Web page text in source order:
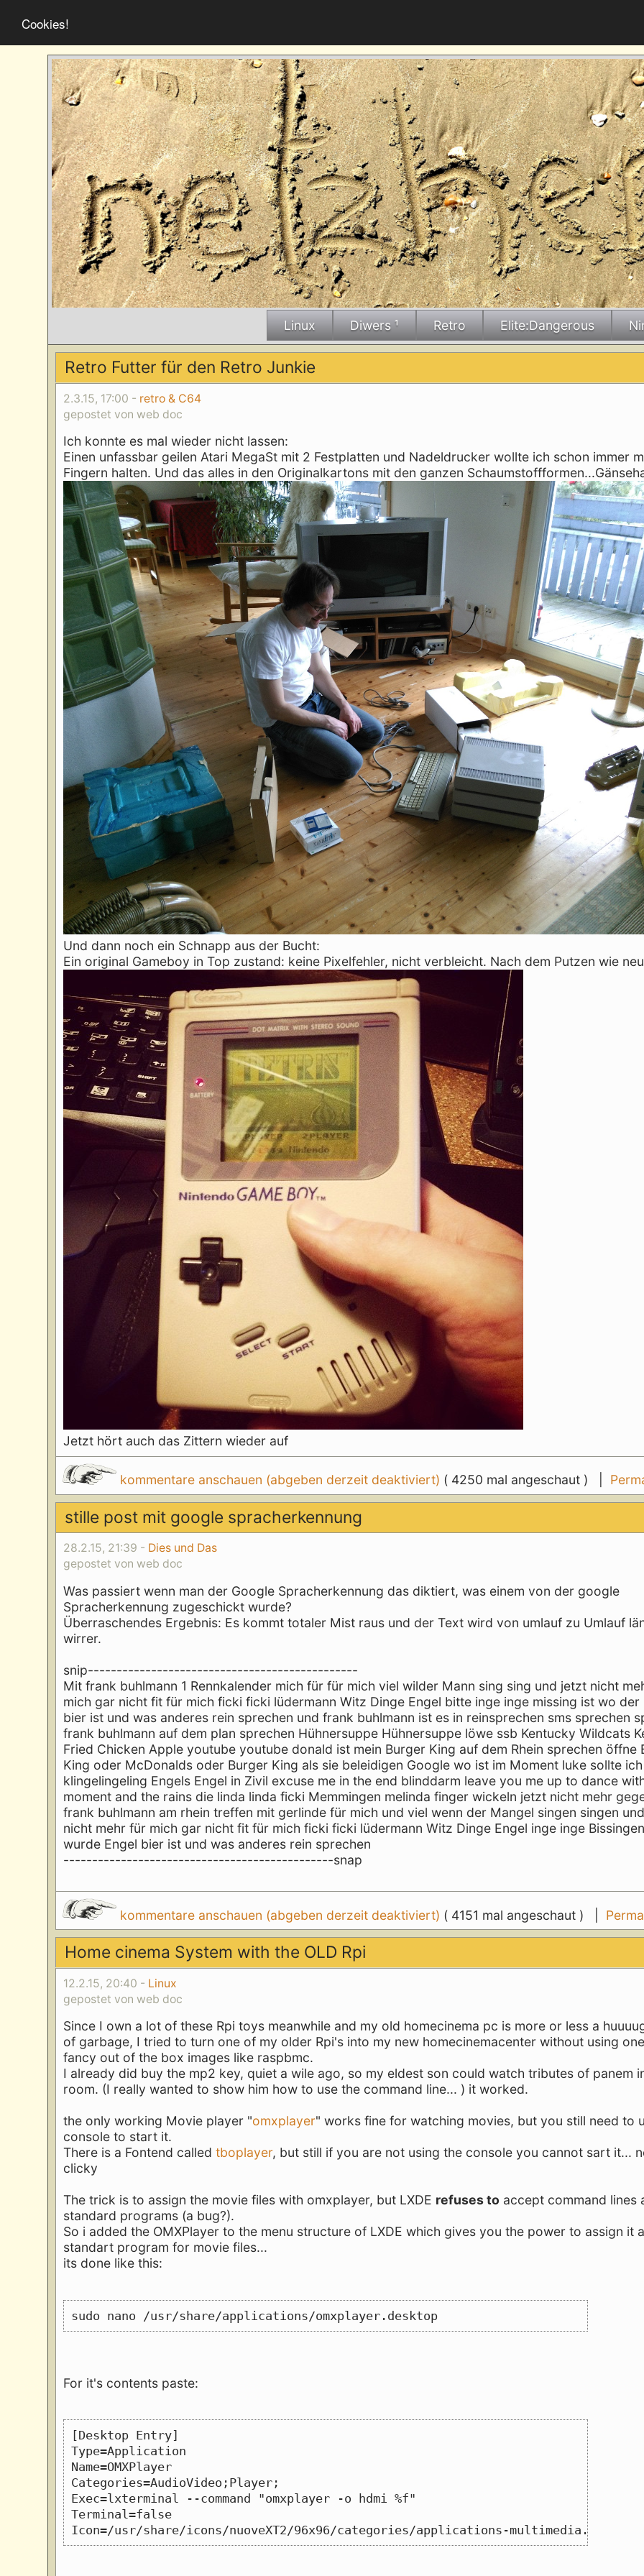
Cookies!
Linux Diwers ¹ Retro Elite:Dangerous
Retro Futter für den Retro Junkie
2.3.15, 17:00 - retro & C64
gepostet von web doc
Ich konnte es mal wieder nicht lassen:
Einen unfassbar geilen Atari MegaSt mit 2 Festplatten und Nadeldrucker wollte ich schon immer
Fingern halten. Und das alles in den Originalkartons mit den ganzen
Und dann noch ein Schnapp aus der Bucht:
Ein original Gameboy in Top zustand: keine Pixelfehler, nicht verbleicht. Nach dem Putzen wie
Jetzt hört auch das Zittern wieder auf
kommentare anschauen (abgeben derzeit deaktiviert) ( 4250 mal angeschaut ) |
stille post mit google spracherkennung
28.2.15, 21:39 - Dies und Das
gepostet von web doc
Was passiert wenn man der Google Spracherkennung das diktiert, was einem von der google
Spracherkennung zugeschickt wurde?
Überraschendes Ergebnis: Es kommt totaler Mist raus und der Text wird von umlauf zu Umlauf
wirrer.
snip-----------------------------------------------
Mit frank buhlmann 1 Rennkalender mich für für mich viel wilder Mann sing sing und jetzt nicht
mich gar nicht fit für mich ficki ficki lüdermann Witz Dinge Engel bitte inge inge missing ist wo der
bier ist und was anderes rein sprechen und frank buhlmann ist es in reinsprechen sms sprechen
frank buhlmann auf dem plan sprechen Hühnersuppe Hühnersuppe löwe ssb Kentucky Wildcats
Fried Chicken Apple youtube youtube donald ist mein Burger King auf dem Rhein sprechen öffne
King oder McDonalds oder Burger King als sie beleidigen Google wo ist im Moment luke sollte
klingelingeling Engels Engel in Zivil excuse me in the end blinddarm leave you me up to dance
moment and the rains die linda linda ficki Memmingen melinda finger wickeln jetzt nicht mehr
frank buhlmann am rhein treffen mit gerlinde für mich und viel wenn der Mangel singen singen
nicht mehr für mich gar nicht fit für mich ficki ficki lüdermann Witz Dinge Engel inge inge
wurde Engel bier ist und was anderes rein sprechen
-----------------------------------------------snap
kommentare anschauen (abgeben derzeit deaktiviert) ( 4151 mal angeschaut ) |
Home cinema System with the OLD Rpi
12.2.15, 20:40 - Linux
gepostet von web doc
Since I own a lot of these Rpi toys meanwhile and my old homecinema pc is more or less a
of garbage, I tried to turn one of my older Rpi's into my new homecinemacenter without using
fancy out of the box images like raspbmc.
I already did buy the mp2 key, quiet a wile ago, so my eldest son could watch tributes of panem
room. (I really wanted to show him how to use the command line... ) it worked.
the only working Movie player "omxplayer" works fine for watching movies, but you still need to
console to start it.
There is a Fontend calledtboplayer, but still if you are not using the console you cannot sart it...
clicky
The trick is to assign the movie files with omxplayer, but LXDE refuses to accept command lines
standard programs (a bug?).
So i added the OMXPlayer to the menu structure of LXDE which gives you the power to assign it
standart program for movie files...
its done like this:
sudo nano /usr/share/applications/omxplayer.desktop
For it's contents paste:
[Desktop Entry]
Type=Application
Name=OMXPlayer
Categories=AudioVideo;Player;
Exec=lxterminal --command "omxplayer -o hdmi %f"
Terminal=false
Icon=/usr/share/icons/nuoveXT2/96x96/categories/applications-multimedia.png